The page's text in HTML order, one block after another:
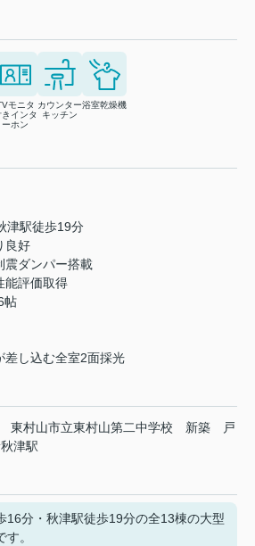
モニタ
きインタ
ーホン
カウンター
キッチン
浴室乾燥機
津駅徒歩19分
良好
震ダンパー搭載
能評価取得
帖
差し込む全室2面採光
東村山市立東村山第二中学校 新築
戸
津駅
16分・秋津駅徒歩19分の全13棟の大型
。